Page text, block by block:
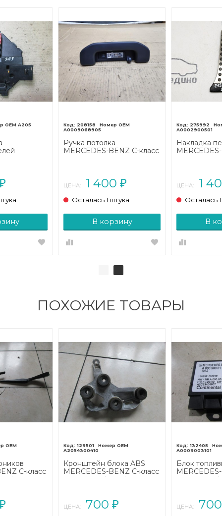
A205
208158
A0009068905
Ручка потолка
MERCEDES-BENZ C-класс
ЦЕНА: 1 400 ₽
Осталась 1 штука
В корзину
275992
A0002900501
Накладка
ЦЕНА: 1
Осталась
В
ПОХОЖИЕ ТОВАРЫ
C-класс
A205
129501
A2054300410
Кронштейн блока ABS
MERCEDES-BENZ C-класс
W205/S205/C205/A205
ЦЕНА: 700 ₽
132405
A0009003101
Блок
W205/S205/
ЦЕНА: